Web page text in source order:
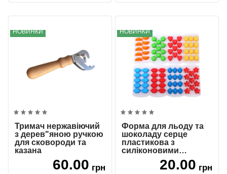
НОВИНКИ
Тримач нержавіючий
з дерев"яною ручкою
для сковороди та
казана
60.00 грн
НОВИНКИ
Форма для льоду та
шоколаду серце
пластикова з
силіконовими
осередками NR-294
20.00 грн